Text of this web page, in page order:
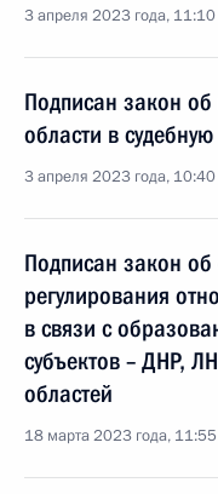
3 апреля 2023 года, 11:10
Подписан закон
области в
3 апреля 2023 года, 10:40
Подписан закон об
регулирования
в связи с
субъектов – ДНР,
областей
18 марта 2023 года, 11:55